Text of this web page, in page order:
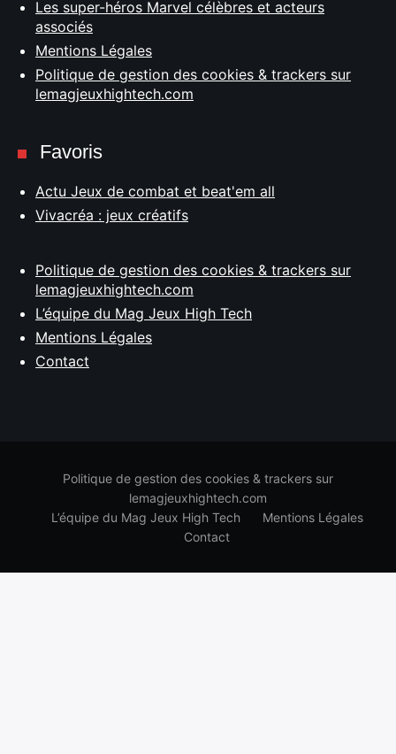
Les super-héros Marvel célèbres et acteurs
associés
Mentions Légales
Politique de gestion des cookies & trackers sur
lemagjeuxhightech.com
Favoris
Actu Jeux de combat et beat'em all
Vivacréa : jeux créatifs
Politique de gestion des cookies & trackers sur
lemagjeuxhightech.com
L’équipe du Mag Jeux High Tech
Mentions Légales
Contact
Politique de gestion des cookies & trackers sur
lemagjeuxhightech.com
L’équipe du Mag Jeux High Tech
Mentions Légales
Contact